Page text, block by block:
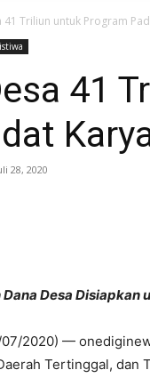
41 Triliun untuk Program
41
28, 2020
Dana Desa Disiapkan
07/2020) —
Tertinggal, dan